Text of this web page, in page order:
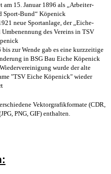
am 15. Januar 1896 als „Arbeiter-
Sport-Bund“ Köpenick
neue Sportanlage, der „Eiche-
Umbenennung des Vereins in TSV
zur Wende gab es eine kurzzeitige
in BSG Bau Eiche Köpenick
wurde der alte
"TSV Eiche Köpenick" wieder
Vektorgrafikformate (CDR,
PNG, GIF) enthalten.